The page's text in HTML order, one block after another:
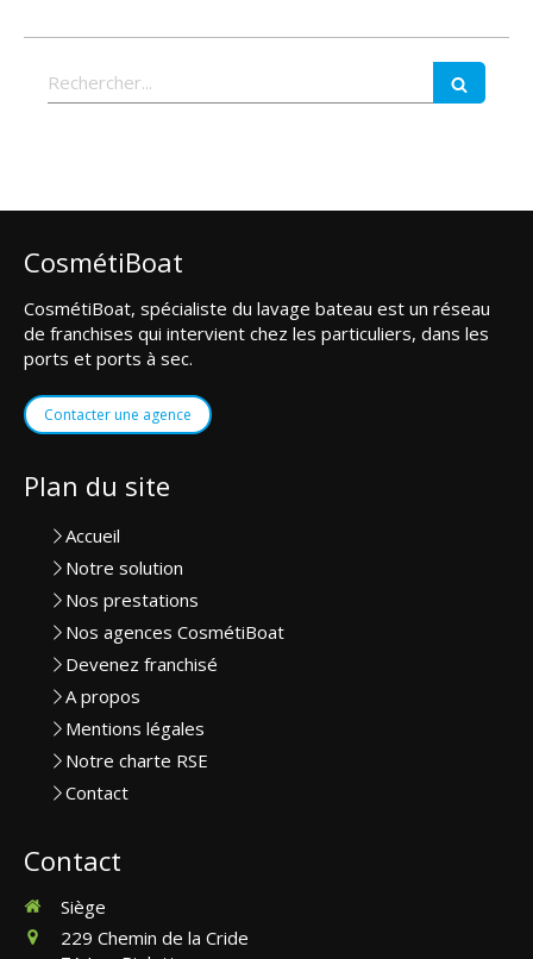
Rechercher
CosmétiBoat
CosmétiBoat, spécialiste du lavage bateau est un réseau
de franchises qui intervient chez les particuliers, dans les
ports et ports à sec.
Contacter une agence
Plan du site
Accueil
Notre solution
Nos prestations
Nos agences CosmétiBoat
Devenez franchisé
A propos
Mentions légales
Notre charte RSE
Contact
Contact
Siège
229 Chemin de la Cride